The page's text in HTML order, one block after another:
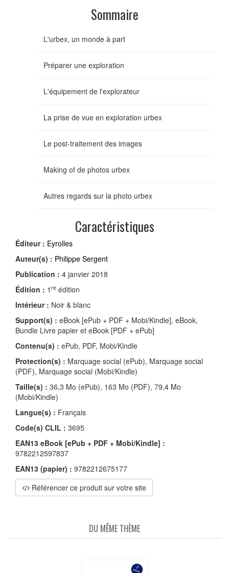
Sommaire
L'urbex, un monde à part
Préparer une exploration
L'équipement de l'explorateur
La prise de vue en exploration urbex
Le post-traitement des images
Making of de photos urbex
Autres regards sur la photo urbex
Caractéristiques
Éditeur : Eyrolles
Auteur(s) : Philippe Sergent
Publication : 4 janvier 2018
Édition : 1 re édition
Intérieur : Noir & blanc
Support(s) : eBook [ePub + PDF + Mobi/Kindle], eBook,
Bundle Livre papier et eBook [PDF + ePub]
Contenu(s) : ePub, PDF, Mobi/Kindle
Protection(s) : Marquage social (ePub), Marquage social
(PDF), Marquage social (Mobi/Kindle)
Taille(s) : 36,3 Mo (ePub), 163 Mo (PDF), 79,4 Mo
(Mobi/Kindle)
Langue(s) : Français
Code(s) CLIL : 3695
EAN13 eBook [ePub + PDF + Mobi/Kindle] :
9782212597837
EAN13 (papier) : 9782212675177
Référencer ce produit sur votre site
DU MÊME THÈME